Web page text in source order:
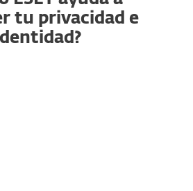
tu privacidad e